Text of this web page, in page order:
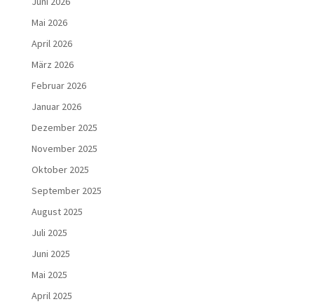
Mai 2026
April 2026
März 2026
Februar 2026
Januar 2026
Dezember 2025
November 2025
Oktober 2025
September 2025
August 2025
Juli 2025
Juni 2025
Mai 2025
April 2025